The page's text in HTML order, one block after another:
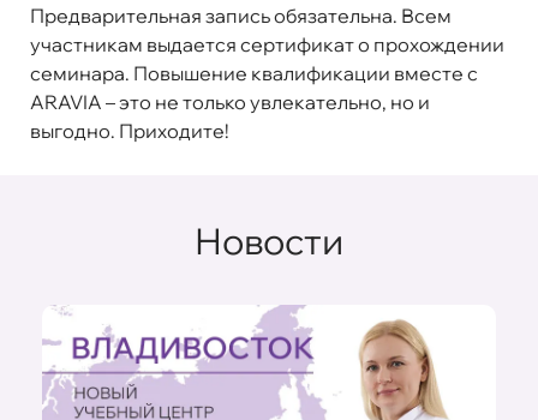
Предварительная запись обязательна. Всем
участникам выдается сертификат о прохождении
семинара. Повышение квалификации вместе с
ARAVIA – это не только увлекательно, но и
выгодно. Приходите!
Новости